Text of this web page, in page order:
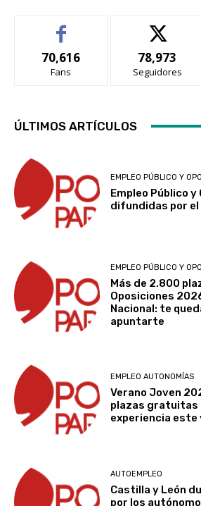
70,616
Fans
78,973
Seguidores
ÚLTIMOS ARTÍCULOS
EMPLEO PÚBLICO Y
Empleo Público y
difundidas por el
EMPLEO PÚBLICO Y
Más de 2.800
Oposiciones
Nacional: te
apuntarte
EMPLEO AUTONOMÍAS
Verano Joven
plazas gratuitas
experiencia este
AUTOEMPLEO
Castilla y León
por los